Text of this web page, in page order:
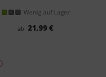
Wenig auf Lager
ab 21,99 €